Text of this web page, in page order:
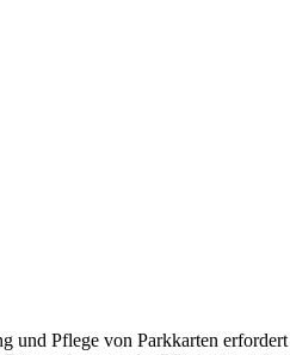
und Pflege von Parkkarten